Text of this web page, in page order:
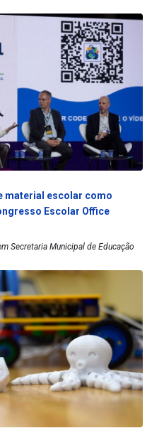
material escolar como
Escolar Office
Secretaria Municipal de Educação